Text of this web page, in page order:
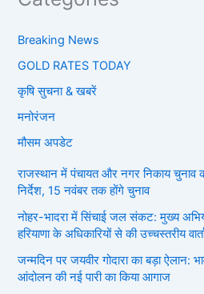
Breaking News
GOLD RATES TODAY
कृषि सुचना & खबरें
मनोरंजन
मौसम अपडेट
राजस्थान में पंचायत और नगर निकाय चुनाव
निर्देश, 15 नवंबर तक होंगे चुनाव
नोहर-भादरा में सिंचाई जल संकट: मुख्य
हरियाणा के अधिकारियों से की उच्चस्तरीय
जन्मदिन पर जयवीर गोदारा का बड़ा ऐलान:
आंदोलन की नई पारी का किया आगाज